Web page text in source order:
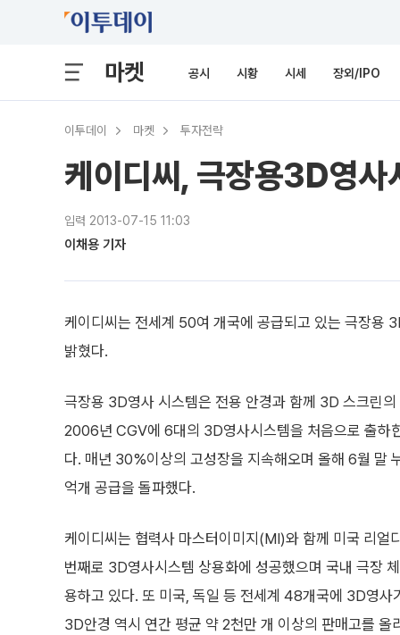
마켓 공시 시황 시세 장외/IPO
이투데이 마켓 투자전략
케이디씨, 극장용3D영
입력 2013-07-15 11:03
이채용 기자
케이디씨는 전세계 50여 개국에 공급되고 있는 극장용
밝혔다.
극장용 3D영사 시스템은 전용 안경과 함께 3D 스크린
2006년 CGV에 6대의 3D영사시스템을 처음으로 출하
다. 매년 30%이상의 고성장을 지속해오며 올해 6월 말
억개 공급을 돌파했다.
케이디씨는 협력사 마스터이미지(MI)와 함께 미국 리얼
번째로 3D영사시스템 상용화에 성공했으며 국내 극장
용하고 있다. 또 미국, 독일 등 전세계 48개국에 3D영사
3D안경 역시 연간 평균 약 2천만 개 이상의 판매고를 올